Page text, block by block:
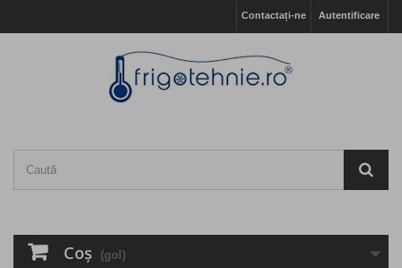
Autentificare
Contactați-ne
Coş (gol)